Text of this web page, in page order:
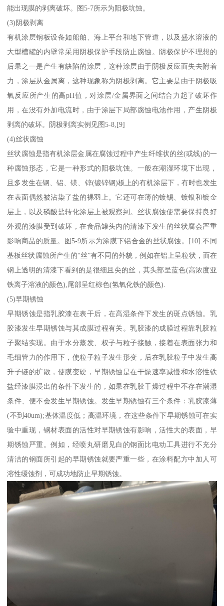
能出现膜的剥离破坏。图5-7所示为阳极坑蚀。
(3)阴极剥离
有机涂层钢板设备如船舶、海上平台和地下管道，以及盛水溶液的
大型槽罐的内壁常采用阴极保护手段防止腐蚀。阴极保护不理想的
后果之一是产生有缺陷的涂层，这种涂层由于阴极反应而失去附着
力，涂层从金属离，这种现象称为阴极剥离。它主要是由于阴极吸
氧反应所产生的高pH值，对涂层/金属界面之间结合力起了破坏作
用，在没有外加电流时，由于涂层下局部腐蚀电池作用，产生阴极
剥离的破坏。阴极剥离实例见图5-8,[9]
(4)丝状腐蚀
丝状腐蚀是指有机涂层金属在腐蚀过程中产生纤维状的丝(或线)的一
种腐蚀形态，它是一种形式的阳极坑蚀。一般在潮湿环境下出现，
且多发生在钢、铝、镁、锌(镀锌钢)板上的有机涂层下，有时也发生
在表面偶然被沾染了盐的裸羽上。它还可在薄的镀锡、镀银和镀金
层上，以及磷酸盐转化涂层上被观察到。丝状腐蚀使需要保持良好
外观的漆膜受到破坏，在食品罐头内的清漆下发生的丝状腐会严重
影响商品的质量。图5-9所示为涂膜下铝合金的丝状腐蚀。[10].不同
基板丝状腐蚀所产生的“丝”有不同的外貌，例如在铝上呈粒状，而在
钢上透明的清漆下看到的是很细且尖的丝，其头部呈蓝色(高浓度亚
铁离子溶液的颜色),尾部呈红棕色(氢氧化铁的颜色).
(5)早期锈蚀
早期锈蚀是指乳胶漆在表干后，在高湿条件下发生的斑点锈蚀。乳
胶漆发生早期锈蚀与其成膜过程有关。乳胶漆的成膜过程靠乳胶粒
子聚结实现。由于水分蒸发、权子与粒子接触，接着在表面张力和
毛细管力的作用下，使粒子粒子发生形变，后在乳胶粒子中发生高
升子链的扩散，使膜变硬，早期锈蚀是在干燥速率减慢和水溶性铁
盐经漆膜浸出的条件下发生的，如果在乳胶干燥过程中不存在潮湿
条件、便不会发生早期锈蚀。发生早期锈蚀有三个条件：乳胶漆薄
(不到40um);基体温度低；高温环境，在这些条件下早期锈蚀可在实
验中重现，钢材表面的活性对早期锈蚀有影响，活性大的表面，早
期锈蚀严重。例如，经喷丸研磨见白的钢面比电动工具进行不充分
清洁的钢面所引起的早期锈蚀就要严重一些，在涂料配方中加人可
溶性缓蚀剂，可成功地防止早期锈蚀。